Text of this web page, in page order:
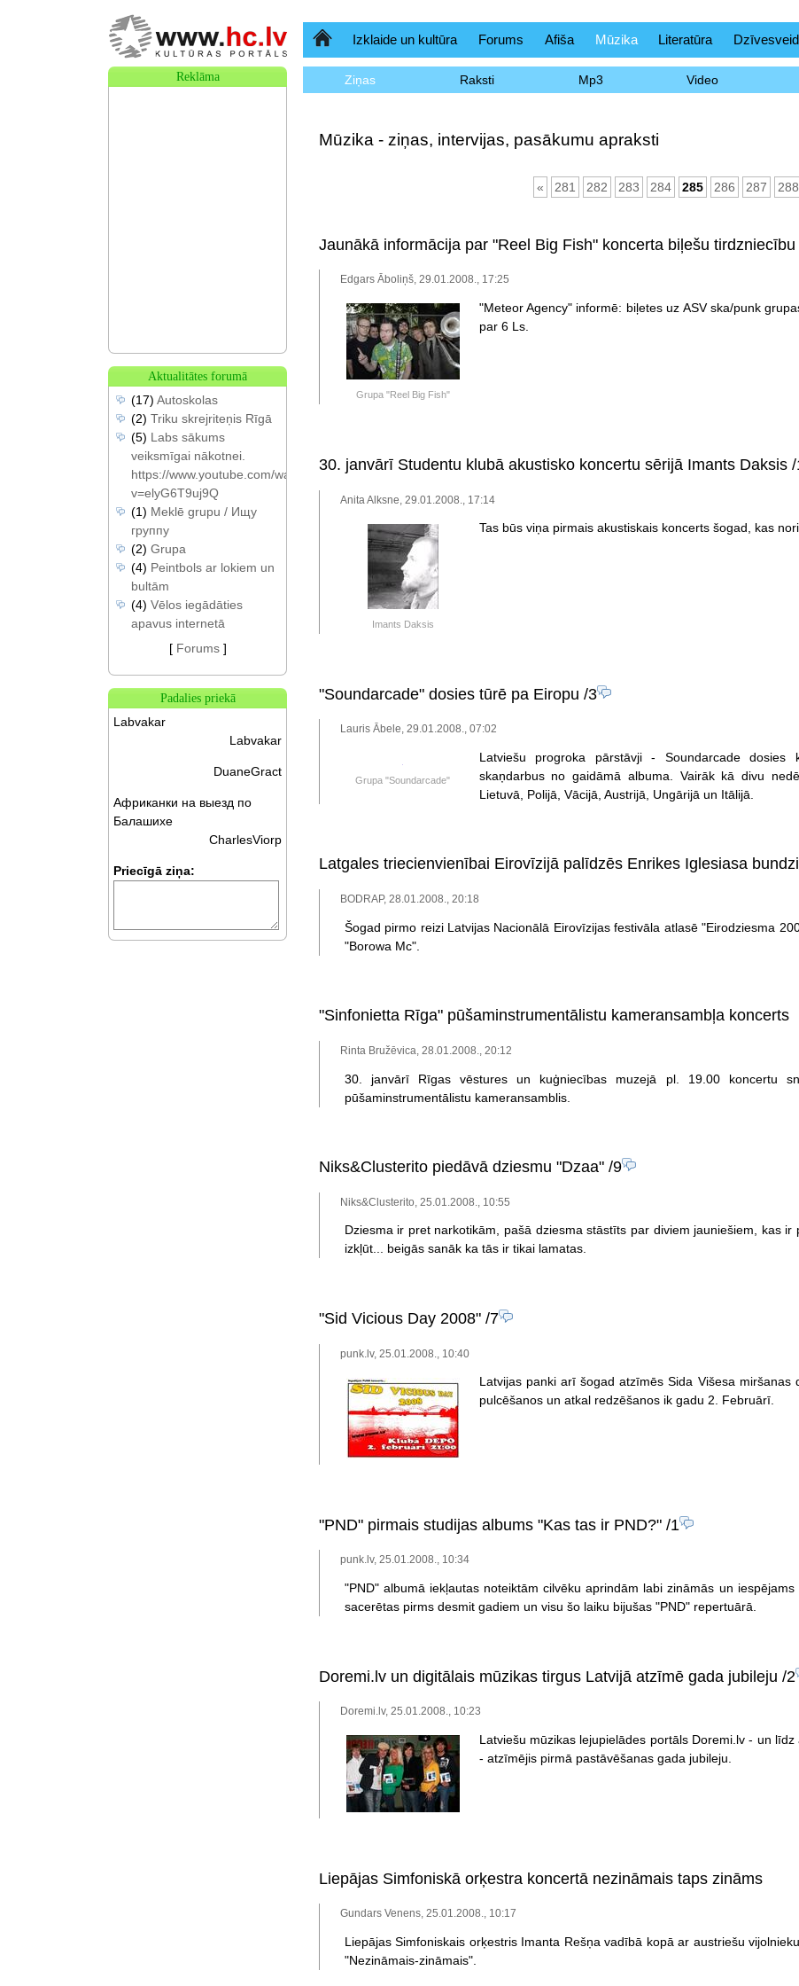
SākumlapaIzklaide un kultūra Forums Afiša Mūzika Literatūra
Ziņas Raksti Mp3 Video
Mūzika - ziņas, intervijas, pasākumu apraksti
« 281 282 283 284 285 286 287 288
Jaunākā informācija par "Reel Big Fish" koncerta biļešu tirdzniecību
Edgars Āboliņš, 29.01.2008., 17:25
Grupa "Reel Big Fish"
"Meteor Agency" informē: biļetes uz ASV ska/punk
par 6 Ls.
30. janvārī Studentu klubā akustisko koncertu sērijā Imants Daksis/
Anita Alksne, 29.01.2008., 17:14
Imants Daksis
Tas būs viņa pirmais akustiskais koncerts šogad, kas
"Soundarcade" dosies tūrē pa Eiropu /3
Lauris Ābele, 29.01.2008., 07:02
Grupa "Soundarcade"
Latviešu progroka pārstāvji - Soundarcade
skaņdarbus no gaidāmā albuma. Vairāk kā divu
Lietuvā, Polijā, Vācijā, Austrijā, Ungārijā un Itālijā.
Latgales triecienvienībai Eirovīzijā palīdzēs Enrikes Iglesiasa
BODRAP, 28.01.2008., 20:18
Šogad pirmo reizi Latvijas Nacionālā Eirovīzijas festivāla atlasē "Eirodziesma
"Borowa Mc".
"Sinfonietta Rīga" pūšaminstrumentālistu kameransambļa koncerts
Rinta Bružēvica, 28.01.2008., 20:12
30. janvārī Rīgas vēstures un kuģniecības muzejā pl. 19.00 koncertu
pūšaminstrumentālistu kameransamblis.
Niks&Clusterito piedāvā dziesmu "Dzaa"/9
Niks&Clusterito, 25.01.2008., 10:55
Dziesma ir pret narkotikām, pašā dziesma stāstīts par diviem jauniešiem, kas
izkļūt... beigās sanāk ka tās ir tikai lamatas.
"Sid Vicious Day 2008"/7
punk.lv, 25.01.2008., 10:40
Latvijas panki arī šogad atzīmēs Sida Višesa
pulcēšanos un atkal redzēšanos ik gadu 2. Februārī.
"PND" pirmais studijas albums "Kas tas ir PND?"/1
punk.lv, 25.01.2008., 10:34
"PND" albumā iekļautas noteiktām cilvēku aprindām labi zināmās un
sacerētas pirms desmit gadiem un visu šo laiku bijušas "PND" repertuārā.
Doremi.lv un digitālais mūzikas tirgus Latvijā atzīmē gada jubileju /2
Doremi.lv, 25.01.2008., 10:23
Latviešu mūzikas lejupielādes portāls Doremi.lv - un
- atzīmējis pirmā pastāvēšanas gada jubileju.
Liepājas Simfoniskā orķestra koncertā nezināmais taps zināms
Gundars Venens, 25.01.2008., 10:17
Liepājas Simfoniskais orķestris Imanta Rešņa vadībā kopā ar austriešu
"Nezināmais-zināmais".
Reklāma
Aktualitātes forumā
(17) Autoskolas
(2) Triku skrejriteņis Rīgā
(5) Labs sākums
veiksmīgai nākotnei.
https://www.youtube.com/watch?
v=elyG6T9uj9Q
(1) Meklē grupu / Ищу
группу
(2) Grupa
(4) Peintbols ar lokiem un
bultām
(4) Vēlos iegādāties
apavus internetā
[ Forums]
Padalies priekā
Labvakar
Labvakar
DuaneGract
Африканки на выезд по
Балашихе
CharlesViorp
Priecīgā ziņa: